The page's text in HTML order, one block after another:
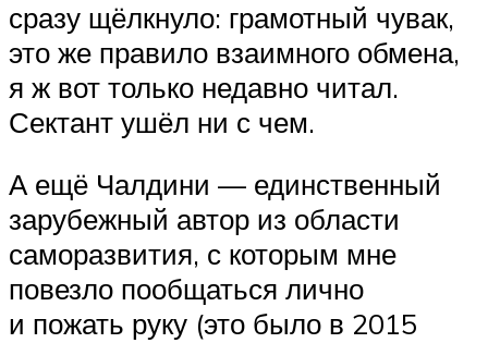
сразу щёлкнуло: грамотный чувак,
это же правило взаимного обмена,
я ж вот только недавно читал.
Сектант ушёл ни с чем.
А ещё Чалдини — единственный
зарубежный автор из области
саморазвития, с которым мне
повезло пообщаться лично
и пожать руку (это было в 2015